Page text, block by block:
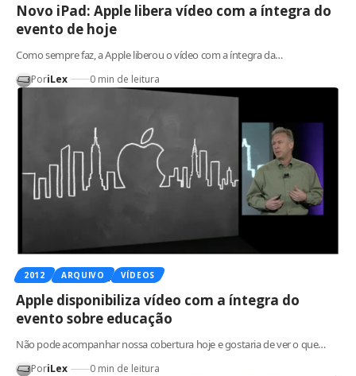
Novo iPad: Apple libera vídeo com a íntegra do
evento de hoje
Como sempre faz, a Apple liberou o vídeo com a íntegra da…
PoriLex 0 min de leitura
2012 ARQUIVO VÍDEOS
Apple disponibiliza vídeo com a íntegra do
evento sobre educação
Não pode acompanhar nossa cobertura hoje e gostaria de ver o que…
PoriLex 0 min de leitura